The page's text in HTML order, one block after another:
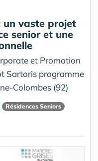
un vaste projet
senior et une
et Promotion
Sartoris programme
Colombes (92)
Résidences Seniors